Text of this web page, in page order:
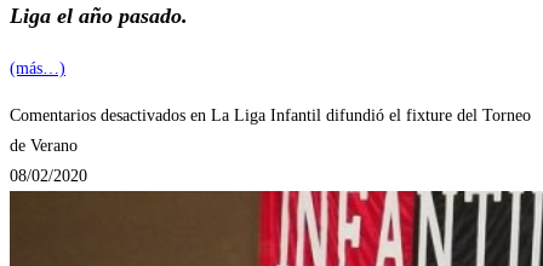
Liga el año pasado.
(más…)
Comentarios desactivados en La Liga Infantil difundió el fixture del Torneo
de Verano
08/02/2020